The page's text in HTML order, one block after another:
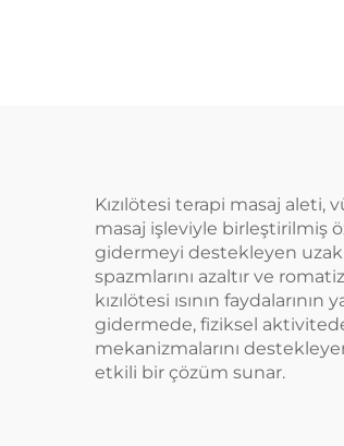
Kızılötesi terapi masaj
masaj işleviyle birleştirilmiş
gidermeyi destekleyen uzak
spazmlarını azaltır ve
kızılötesi ısının
gidermede, fiziksel
mekanizmalarını
etkili bir çözüm sunar.